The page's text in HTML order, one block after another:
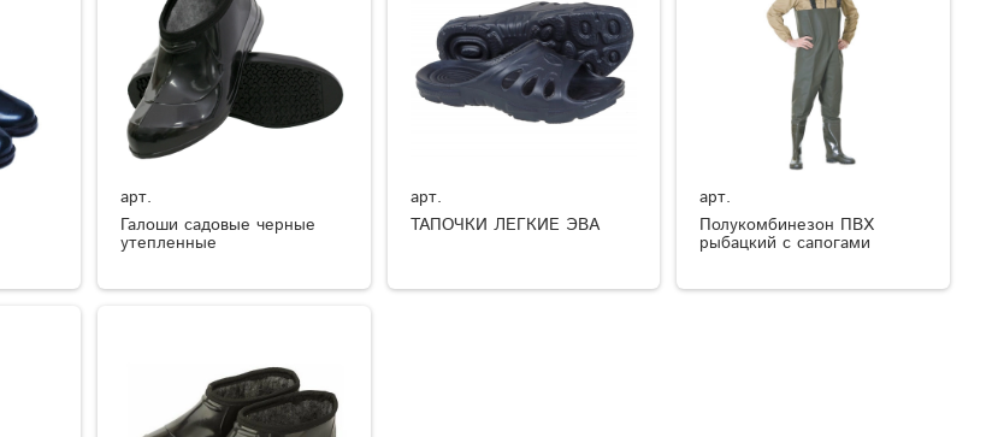
арт.
Галоши садовые черные
утепленные
арт.
ТАПОЧКИ ЛЕГКИЕ ЭВА
арт.
Полукомбинезон ПВХ
рыбацкий с сапогами